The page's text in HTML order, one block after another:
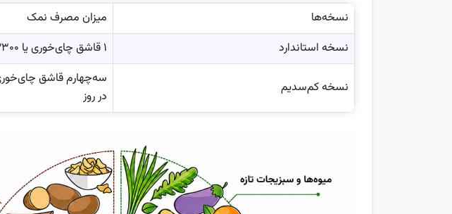
نسخه‌ها
میزان مصرف نمک
نسخه استاندارد
۱ قاشق چای‌خوری یا ۲۳۰۰ میلی‌گرم (۶ گرم) در روز
نسخه کم‌سدیم
در روز